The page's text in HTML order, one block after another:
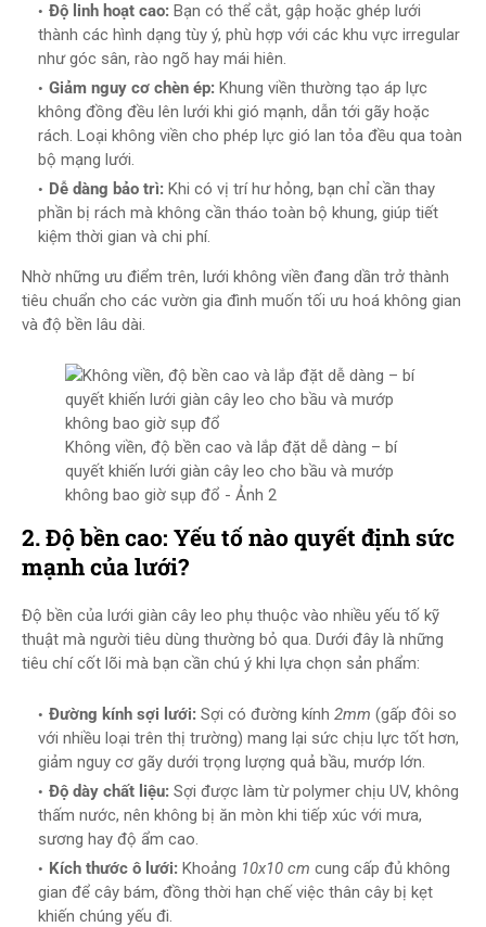
Độ linh hoạt cao: Bạn có thể cắt, gập hoặc ghép lưới
thành các hình dạng tùy ý, phù hợp với các khu vực irregular
như góc sân, rào ngõ hay mái hiên.
Giảm nguy cơ chèn ép: Khung viền thường tạo áp lực
không đồng đều lên lưới khi gió mạnh, dẫn tới gãy hoặc
rách. Loại không viền cho phép lực gió lan tỏa đều qua toàn
bộ mạng lưới.
Dễ dàng bảo trì: Khi có vị trí hư hỏng, bạn chỉ cần thay
phần bị rách mà không cần tháo toàn bộ khung, giúp tiết
kiệm thời gian và chi phí.
Nhờ những ưu điểm trên, lưới không viền đang dần trở thành
tiêu chuẩn cho các vườn gia đình muốn tối ưu hoá không gian
và độ bền lâu dài.
Không viền, độ bền cao và lắp đặt dễ dàng – bí
quyết khiến lưới giàn cây leo cho bầu và mướp
không bao giờ sụp đổ - Ảnh 2
2. Độ bền cao: Yếu tố nào quyết định sức
mạnh của lưới?
Độ bền của lưới giàn cây leo phụ thuộc vào nhiều yếu tố kỹ
thuật mà người tiêu dùng thường bỏ qua. Dưới đây là những
tiêu chí cốt lõi mà bạn cần chú ý khi lựa chọn sản phẩm:
Đường kính sợi lưới: Sợi có đường kính 2mm (gấp đôi so
với nhiều loại trên thị trường) mang lại sức chịu lực tốt hơn,
giảm nguy cơ gãy dưới trọng lượng quả bầu, mướp lớn.
Độ dày chất liệu: Sợi được làm từ polymer chịu UV, không
thấm nước, nên không bị ăn mòn khi tiếp xúc với mưa,
sương hay độ ẩm cao.
Kích thước ô lưới: Khoảng 10x10 cm cung cấp đủ không
gian để cây bám, đồng thời hạn chế việc thân cây bị kẹt
khiến chúng yếu đi.